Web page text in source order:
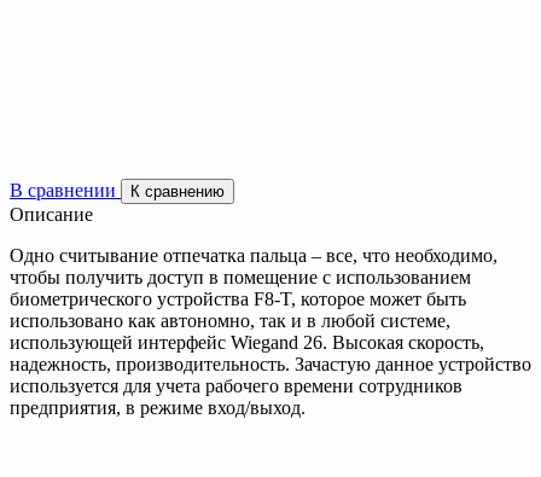
В сравнении К сравнению
Описание
Одно считывание отпечатка пальца – все, что необходимо,
чтобы получить доступ в помещение с использованием
биометрического устройства F8-T, которое может быть
использовано как автономно, так и в любой системе,
использующей интерфейс Wiegand 26. Высокая скорость,
надежность, производительность. Зачастую данное устройство
используется для учета рабочего времени сотрудников
предприятия, в режиме вход/выход.